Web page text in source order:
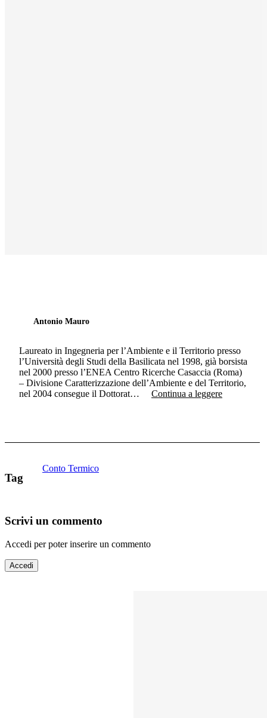
Antonio Mauro
Laureato in Ingegneria per l’Ambiente e il Territorio presso
l’Università degli Studi della Basilicata nel 1998, già borsista
nel 2000 presso l’ENEA Centro Ricerche Casaccia (Roma)
– Divisione Caratterizzazione dell’Ambiente e del Territorio,
nel 2004 consegue il Dottorat…
Continua a leggere
Tag
Conto Termico
Scrivi un commento
Accedi per poter inserire un commento
Accedi